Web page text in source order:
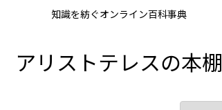
知識を紡ぐオンライン百科事典
アリストテレスの本棚